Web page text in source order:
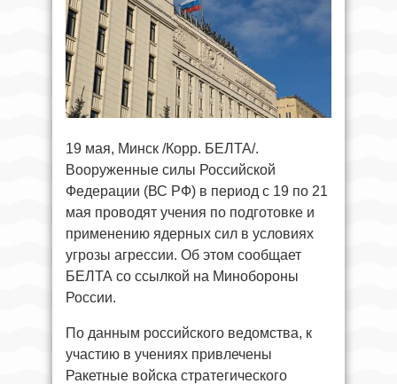
19 мая, Минск /Корр. БЕЛТА/.
Вооруженные силы Российской
Федерации (ВС РФ) в период с 19 по 21
мая проводят учения по подготовке и
применению ядерных сил в условиях
угрозы агрессии. Об этом сообщает
БЕЛТА со ссылкой на Минобороны
России.
По данным российского ведомства, к
участию в учениях привлечены
Ракетные войска стратегического